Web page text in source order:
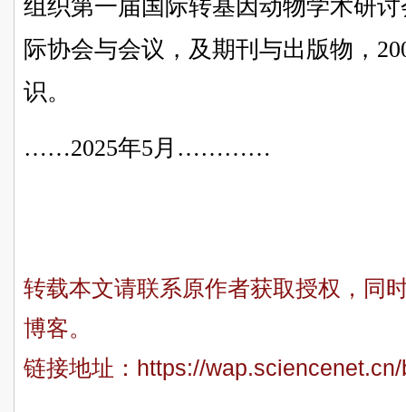
组织第一届国际转基因动物学术研
际协会与会议，及期刊与出版物，
识。
……2025年5月…………
转载本文请联系原作者获取授权，同
博客。
链接地址： https://